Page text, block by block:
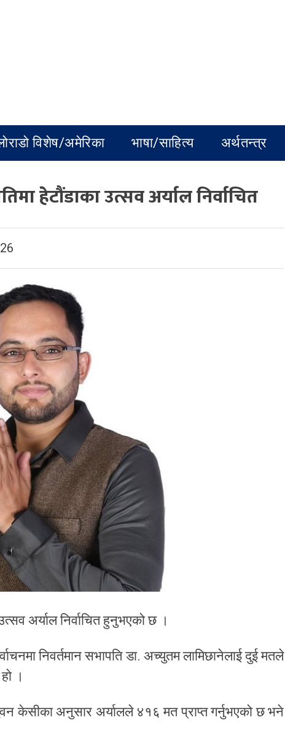
विशेष/अमेरिका भाषा/साहित्य अर्थतन्त्र
हेटौंडाका उत्सव अर्याल निर्वाचित
अर्याल निर्वाचित हुनुभएको छ ।
निवर्तमान सभापति डा. अच्युतम लामिछानेलाई दुई मतले
।
केसीका अनुसार अर्यालले ४१६ मत प्राप्त गर्नुभएको छ भने